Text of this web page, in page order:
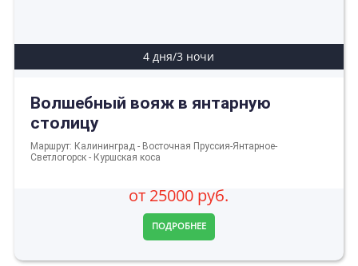
4 дня/3 ночи
Волшебный вояж в янтарную
столицу
Маршрут: Калининград - Восточная Пруссия-Янтарное-
Светлогорск - Куршская коса
от 25000 руб.
ПОДРОБНЕЕ